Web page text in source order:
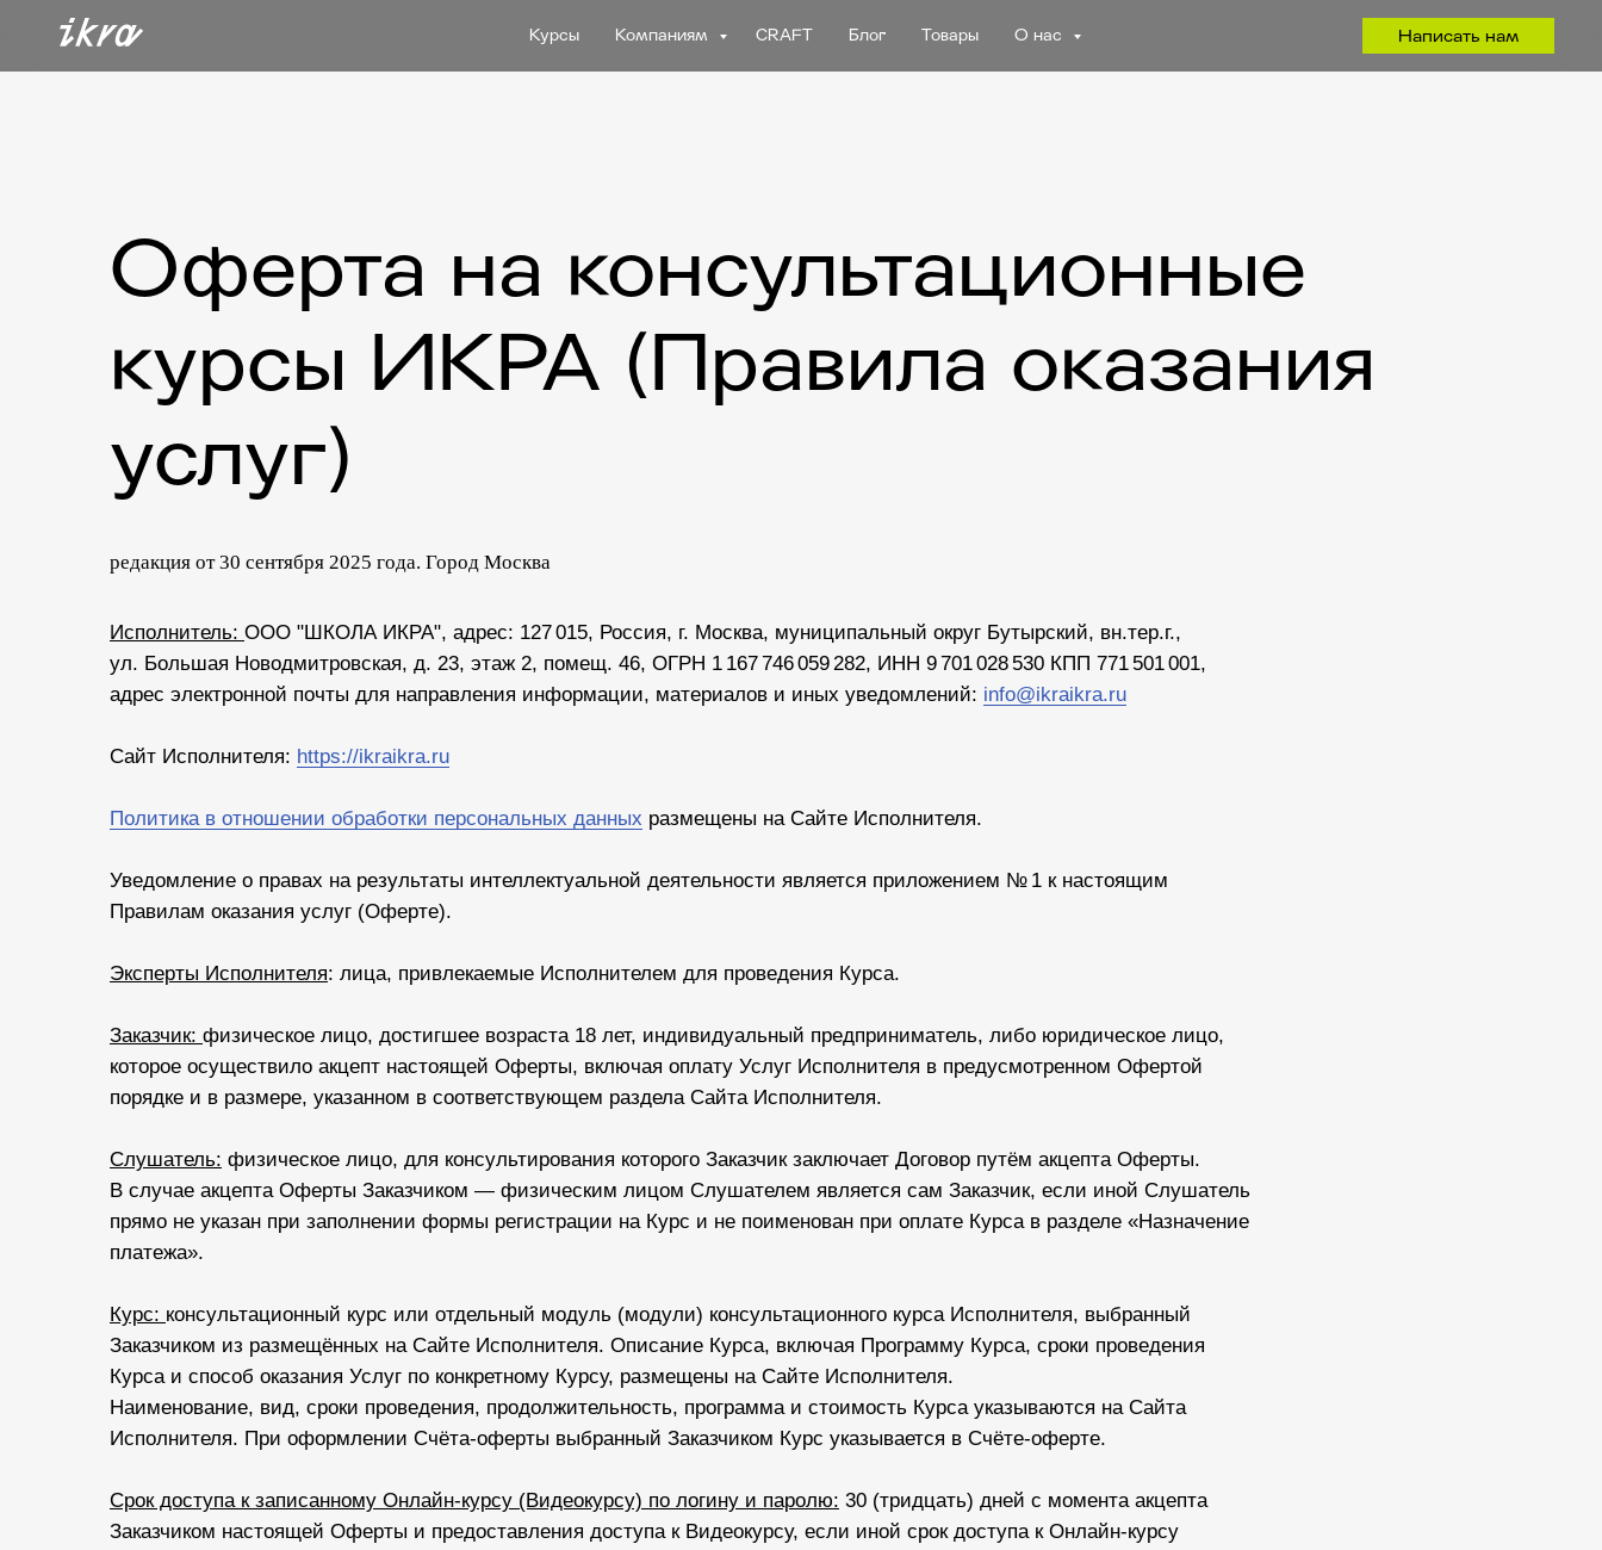
Курсы Компаниям CRAFT Блог Товары О нас Написать нам
Оферта на консультационные
курсы ИКРА (Правила оказания
услуг)
редакция от 30 сентября 2025 года. Город Москва
Исполнитель: ООО "ШКОЛА ИКРА", адрес: 127 015, Россия, г. Москва, муниципальный округ Бутырский, вн.тер.г.,
ул. Большая Новодмитровская, д. 23, этаж 2, помещ. 46, ОГРН 1 167 746 059 282, ИНН 9 701 028 530 КПП 771 501 001,
адрес электронной почты для направления информации, материалов и иных уведомлений: info@ikraikra.ru
Сайт Исполнителя: https://ikraikra.ru
Политика в отношении обработки персональных данных размещены на Сайте Исполнителя.
Уведомление о правах на результаты интеллектуальной деятельности является приложением № 1 к настоящим
Правилам оказания услуг (Оферте).
Эксперты Исполнителя: лица, привлекаемые Исполнителем для проведения Курса.
Заказчик: физическое лицо, достигшее возраста 18 лет, индивидуальный предприниматель, либо юридическое лицо,
которое осуществило акцепт настоящей Оферты, включая оплату Услуг Исполнителя в предусмотренном Офертой
порядке и в размере, указанном в соответствующем раздела Сайта Исполнителя.
Слушатель: физическое лицо, для консультирования которого Заказчик заключает Договор путём акцепта Оферты.
В случае акцепта Оферты Заказчиком — физическим лицом Слушателем является сам Заказчик, если иной Слушатель
прямо не указан при заполнении формы регистрации на Курс и не поименован при оплате Курса в разделе «Назначение
платежа».
Курс: консультационный курс или отдельный модуль (модули) консультационного курса Исполнителя, выбранный
Заказчиком из размещённых на Сайте Исполнителя. Описание Курса, включая Программу Курса, сроки проведения
Курса и способ оказания Услуг по конкретному Курсу, размещены на Сайте Исполнителя.
Наименование, вид, сроки проведения, продолжительность, программа и стоимость Курса указываются на Сайта
Исполнителя. При оформлении Счёта-оферты выбранный Заказчиком Курс указывается в Счёте-оферте.
Срок доступа к записанному Онлайн-курсу (Видеокурсу) по логину и паролю: 30 (тридцать) дней с момента акцепта
Заказчиком настоящей Оферты и предоставления доступа к Видеокурсу, если иной срок доступа к Онлайн-курсу